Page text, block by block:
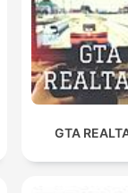
GTA